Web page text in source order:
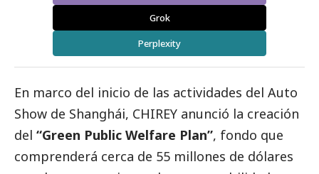
Grok
Perplexity
En marco del inicio de las actividades del Auto
Show de Shanghái, CHIREY anunció la creación
del “Green Public Welfare Plan”, fondo que
comprenderá cerca de 55 millones de dólares